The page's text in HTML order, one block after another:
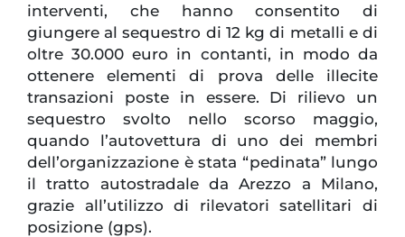
interventi, che hanno consentito di
giungere al sequestro di 12 kg di metalli e di
oltre 30.000 euro in contanti, in modo da
ottenere elementi di prova delle illecite
transazioni poste in essere. Di rilievo un
sequestro svolto nello scorso maggio,
quando l’autovettura di uno dei membri
dell’organizzazione è stata “pedinata” lungo
il tratto autostradale da Arezzo a Milano,
grazie all’utilizzo di rilevatori satellitari di
posizione (gps).